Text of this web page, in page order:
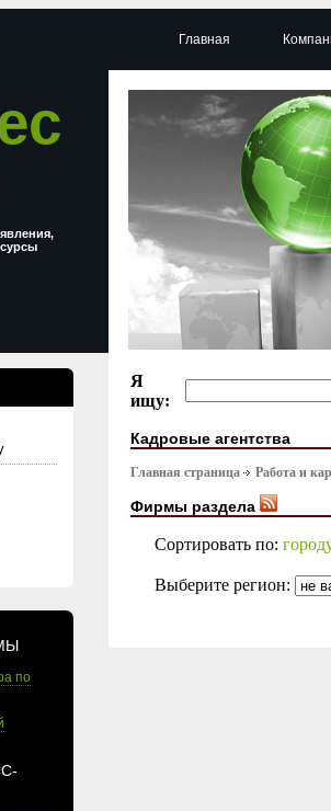
по
Главная
Я
ищу:
Кадровые агентства
Главная страница Работа и
Фирмы раздела
Сортировать по:
Выберите регион: